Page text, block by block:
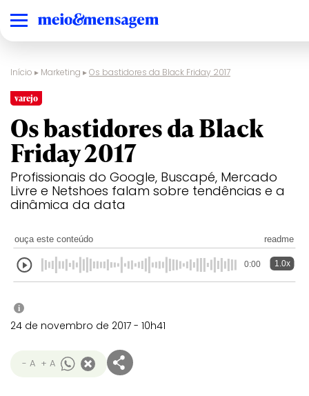
Início ▸ Marketing ▸Os bastidores da Black Friday 2017
varejo
Os bastidores da Black
Friday 2017
Profissionais do Google, Buscapé, Mercado
Livre e Netshoes falam sobre tendências e a
dinâmica da data
ouça este conteúdo readme
0:00 1.0x
i
24 de novembro de 2017 - 10h41
- A + A